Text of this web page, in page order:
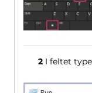
2 I feltet